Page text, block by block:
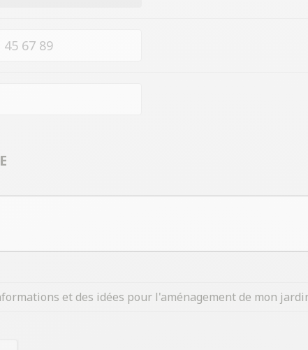
et des idées pour l'aménagement de mon